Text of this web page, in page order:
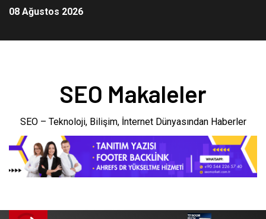
08 Ağustos 2026
SEO Makaleler
SEO – Teknoloji, Bilişim, İnternet Dünyasından Haberler